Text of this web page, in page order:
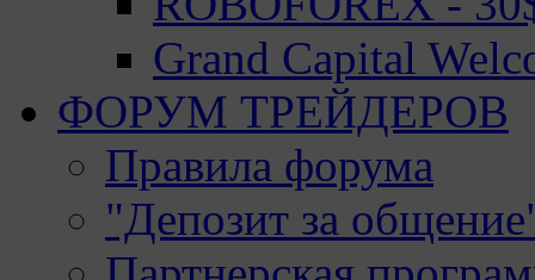
Grand Capital
ФОРУМ ТРЕЙДЕРОВ
Правила форума
"Депозит за